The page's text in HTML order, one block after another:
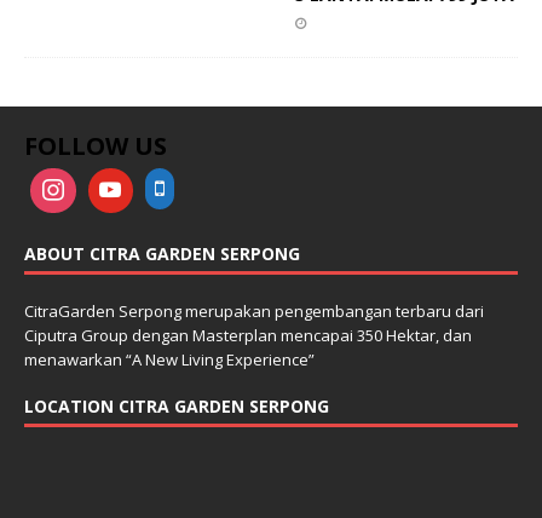
FOLLOW US
ABOUT CITRA GARDEN SERPONG
CitraGarden Serpong merupakan pengembangan terbaru dari
Ciputra Group dengan Masterplan mencapai 350 Hektar, dan
menawarkan “A New Living Experience”
LOCATION CITRA GARDEN SERPONG